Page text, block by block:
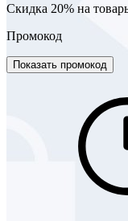
Скидка 20% на
Промокод
Показать промокод